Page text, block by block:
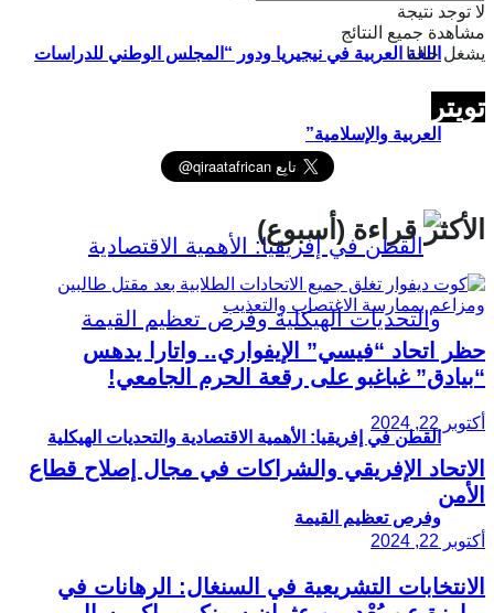
اللغة العربية في نيجيريا ودور “المجلس الوطني للدراسات
العربية والإسلامية”
القطن في إفريقيا: الأهمية الاقتصادية والتحديات الهيكلية
وفرص تعظيم القيمة
لا توجد نتيجة
مشاهدة جميع النتائج
يشغل حاليا
تويتر
الأكثر قراءة (أسبوع)
حظر اتحاد “فيسي” الإيفواري.. واتارا يدهس
“بيادق” غباغبو على رقعة الحرم الجامعي!
أكتوبر 22, 2024
الاتحاد الإفريقي والشراكات في مجال إصلاح قطاع
الأمن
أكتوبر 22, 2024
الانتخابات التشريعية في السنغال: الرهانات في